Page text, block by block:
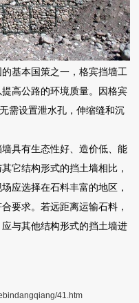
基本国策之一，格宾挡墙工
高公路的环境质量。因格宾
需设置泄水孔，伸缩缝和沉
具有生态性好、造价低、能
它结构形式的挡土墙相比，
应选择在石料丰富的地区，
要求。若远距离运输石料，
与其他结构形式的挡土墙进
41.htm